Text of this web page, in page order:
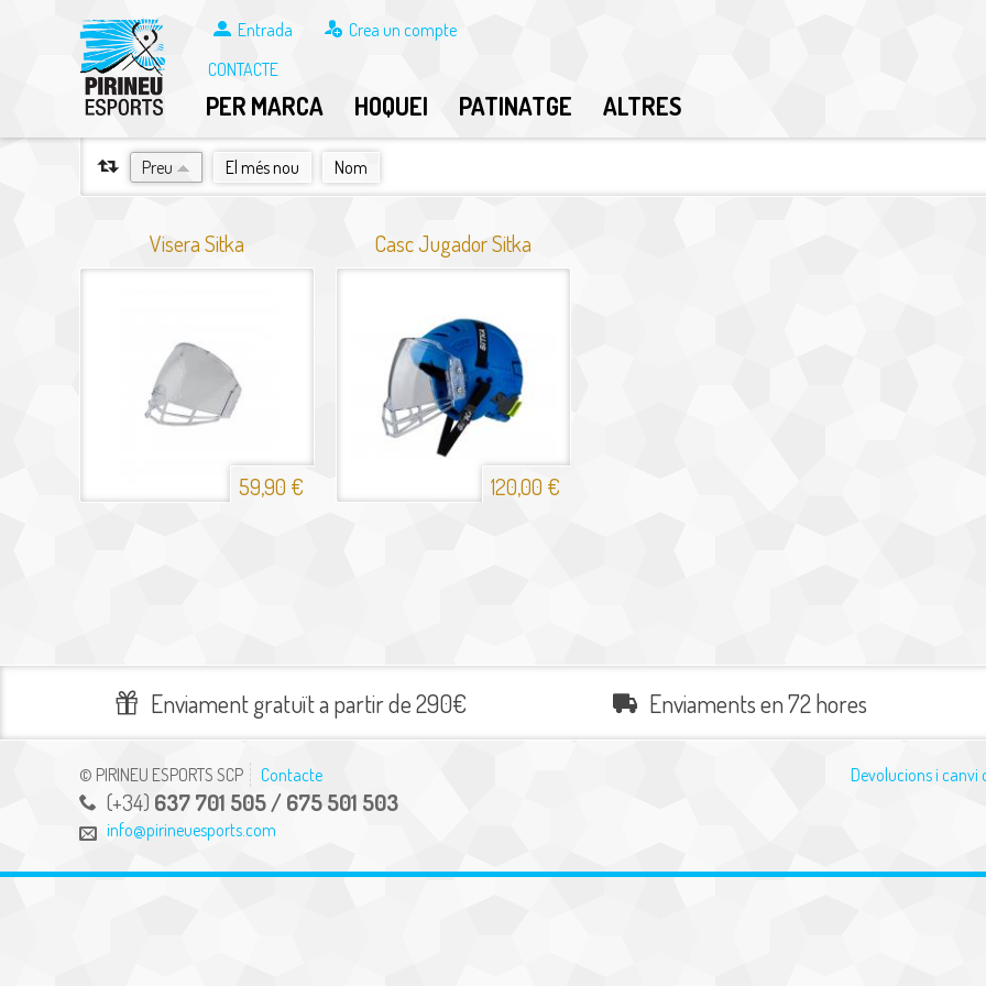
Entrada
Crea un compte
CONTACTE
PER MARCA HOQUEI PATINATGE ALTRES
ORDENA PER
Preu El més nou Nom
Visera Sitka
59,90 €
Casc Jugador Sitka
120,00 €
Enviament gratuït a partir de 290€ Enviaments en 72 hores
Devolucions i canvi
© PIRINEU ESPORTS SCP Contacte
(+34) 637 701 505 / 675 501 503
info@pirineuesports.com